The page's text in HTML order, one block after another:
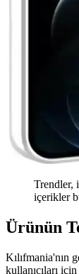
Trendler,
içerikler
Ürünün
Kılıfmania'nın
kullanıcıları